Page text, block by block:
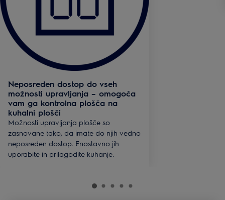
Neposreden dostop do vseh
možnosti upravljanja – omogoča
vam ga kontrolna plošča na
kuhalni plošči
Možnosti upravljanja plošče so
zasnovane tako, da imate do njih vedno
neposreden dostop. Enostavno jih
uporabite in prilagodite kuhanje.